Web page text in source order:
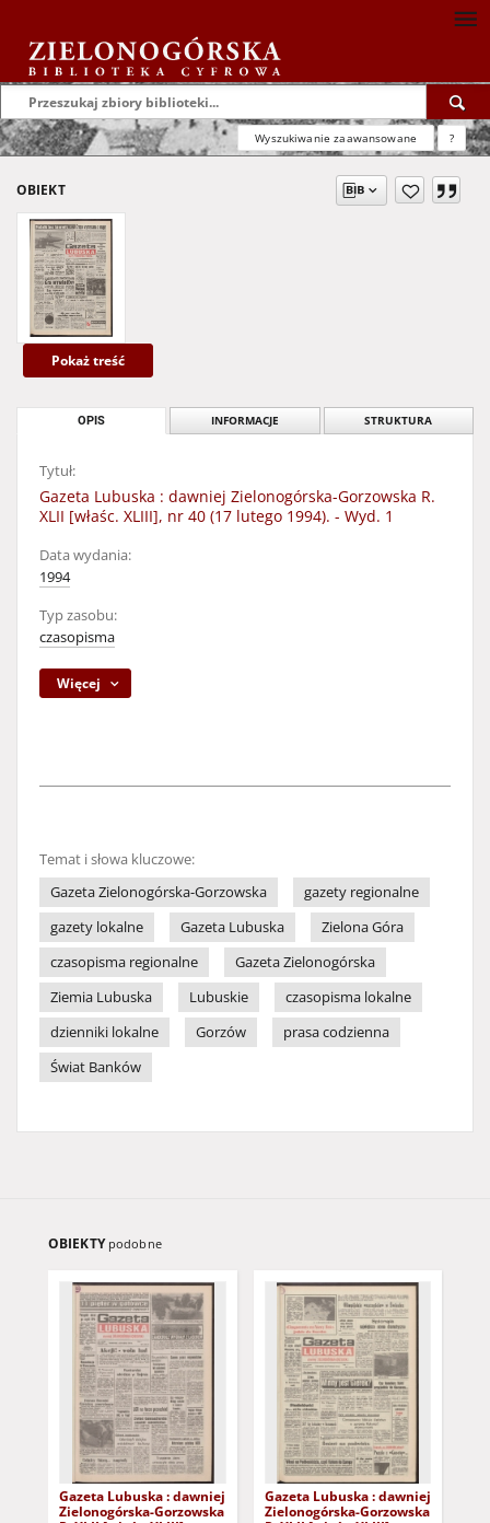
Wyszukiwanie zaawansowane ?
OBIEKT
Pokaż treść
OPIS INFORMACJE STRUKTURA
Tytuł:
Gazeta Lubuska : dawniej Zielonogórska-Gorzowska R.
XLII [właśc. XLIII], nr 40 (17 lutego 1994). - Wyd. 1
Data wydania:
1994
Typ zasobu:
czasopisma
Więcej
Temat i słowa kluczowe:
Gazeta Zielonogórska-Gorzowska
gazety regionalne
gazety lokalne
Gazeta Lubuska
Zielona Góra
czasopisma regionalne
Gazeta Zielonogórska
Ziemia Lubuska
Lubuskie
czasopisma lokalne
dzienniki lokalne
Gorzów
prasa codzienna
Świat Banków
OBIEKTY podobne
Gazeta Lubuska : dawniej
Zielonogórska-Gorzowska
Gazeta Lubuska : dawniej
Zielonogórska-Gorzowska